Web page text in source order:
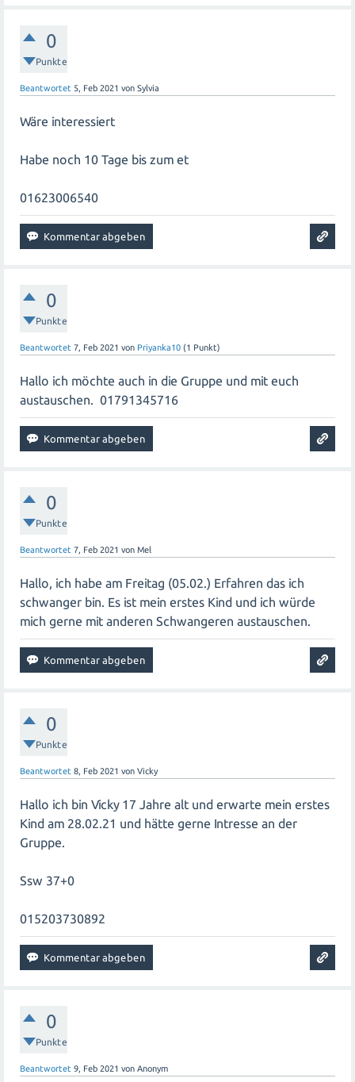
0
Punkte
Beantwortet 5, Feb 2021 von Sylvia
Wäre interessiert
Habe noch 10 Tage bis zum et
01623006540
0
Punkte
Beantwortet 7, Feb 2021 von Priyanka10 (1 Punkt)
Hallo ich möchte auch in die Gruppe und mit euch
austauschen. 01791345716
0
Punkte
Beantwortet 7, Feb 2021 von Mel
Hallo, ich habe am Freitag (05.02.) Erfahren das ich
schwanger bin. Es ist mein erstes Kind und ich würde
mich gerne mit anderen Schwangeren austauschen.
0
Punkte
Beantwortet 8, Feb 2021 von Vicky
Hallo ich bin Vicky 17 Jahre alt und erwarte mein erstes
Kind am 28.02.21 und hätte gerne Intresse an der
Gruppe.
Ssw 37+0
015203730892
0
Punkte
Beantwortet 9, Feb 2021 von Anonym